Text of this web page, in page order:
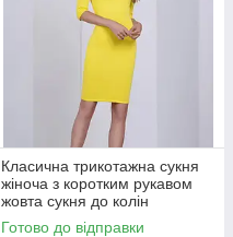
Класична трикотажна сукня
жіноча з коротким рукавом
жовта сукня до колін
однотонна 42 46 48 розмір
Готово до відправки